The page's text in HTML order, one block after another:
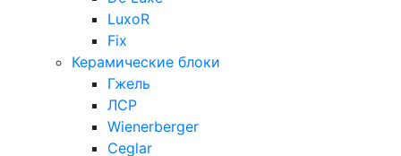
LuxoR
Fix
Керамические блоки
Гжель
ЛСР
Wienerberger
Ceglar